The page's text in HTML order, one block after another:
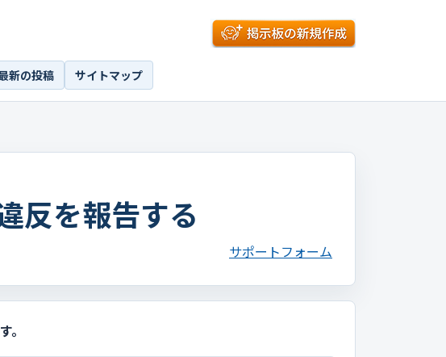
新の投稿 サイトマップ
反を報告する
サポートフォーム
。